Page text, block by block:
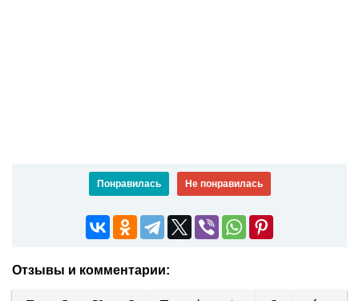
Понравилась Не понравилась
Отзывы и комментарии: